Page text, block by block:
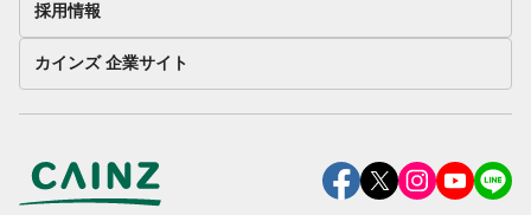
採用情報
カインズ 企業サイト